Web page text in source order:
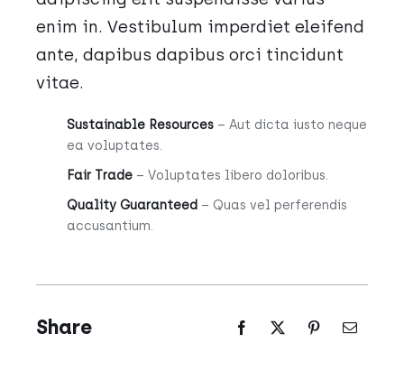
enim in. Vestibulum imperdiet eleifend
ante, dapibus dapibus orci tincidunt
vitae.
Sustainable Resources– Aut dicta iusto neque
ea voluptates.
Fair Trade– Voluptates libero doloribus.
Quality Guaranteed – Quas vel perferendis
accusantium.
Share